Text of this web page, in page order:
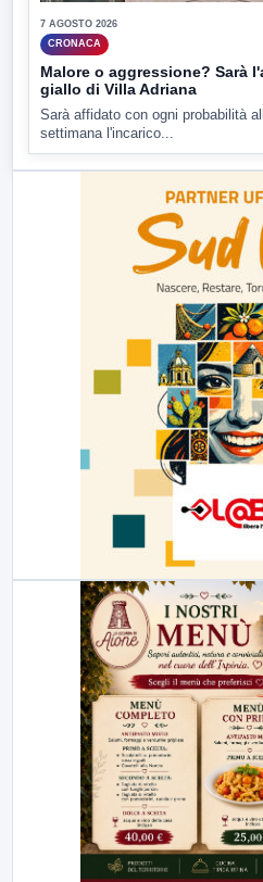
7 AGOSTO 2026
CRONACA
Malore o aggressione? Sarà
giallo di Villa Adriana
Sarà affidato con ogni probabilità
settimana l'incarico...